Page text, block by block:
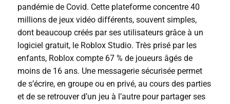
pandémie de Covid. Cette plateforme concentre 40
millions de jeux vidéo différents, souvent simples,
dont beaucoup créés par ses utilisateurs grâce à un
logiciel gratuit, le Roblox Studio. Très prisé par les
enfants, Roblox compte 67 % de joueurs âgés de
moins de 16 ans. Une messagerie sécurisée permet
de s’écrire, en groupe ou en privé, au cours des parties
et de se retrouver d’un jeu à l’autre pour partager ses